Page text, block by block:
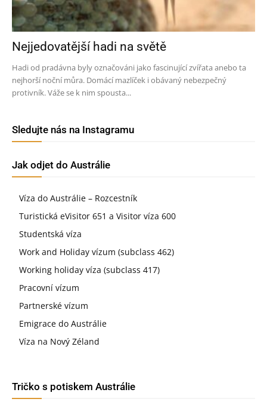
Nejjedovatější hadi na světě
Hadi od pradávna byly označováni jako fascinující zvířata anebo ta
nejhorší noční můra. Domácí mazlíček i obávaný nebezpečný
protivník. Váže se k nim spousta...
Sledujte nás na Instagramu
Jak odjet do Austrálie
Víza do Austrálie – Rozcestník
Turistická eVisitor 651 a Visitor víza 600
Studentská víza
Work and Holiday vízum (subclass 462)
Working holiday víza (subclass 417)
Pracovní vízum
Partnerské vízum
Emigrace do Austrálie
Víza na Nový Zéland
Tričko s potiskem Austrálie